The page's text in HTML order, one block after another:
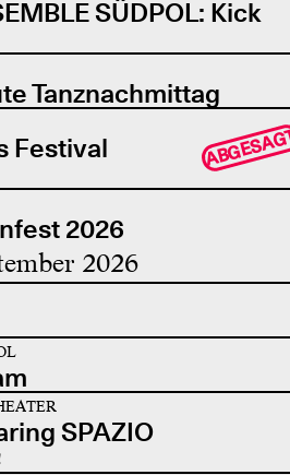
SÜDPOL: Kick
Tanznachmittag
Festival
2026
2026
SPAZIO